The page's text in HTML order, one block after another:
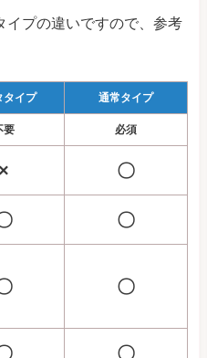
イプの違いですので、参考
タイプ 通常タイプ
要 必須
× 〇
〇
〇
〇